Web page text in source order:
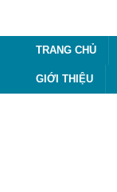
TRANG CHỦ
GIỚI THIỆU